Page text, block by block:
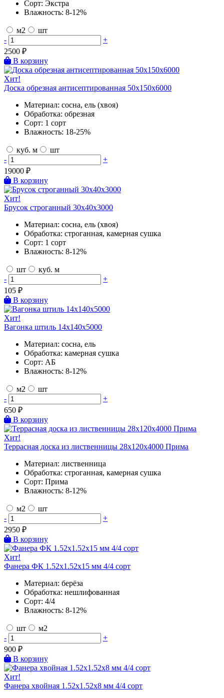
Сорт: Экстра
Влажность: 8-12%
м2
шт
-
+
2500 ₽
В корзину
Хит!
Доска обрезная антисептированная 50х150х6000
Материал: сосна, ель (хвоя)
Обработка: обрезная
Сорт: 1 сорт
Влажность: 18-25%
куб. м
шт
-
+
19000 ₽
В корзину
Хит!
Брусок строганный 30х40х3000
Материал: сосна, ель (хвоя)
Обработка: строганная, камерная сушка
Сорт: 1 сорт
Влажность: 8-12%
шт
куб. м
-
+
105 ₽
В корзину
Хит!
Вагонка штиль 14х140х5000
Материал: сосна, ель
Обработка: камерная сушка
Сорт: АБ
Влажность: 8-12%
м2
шт
-
+
650 ₽
В корзину
Хит!
Террасная доска из лиственницы 28х120х4000 Прима
Материал: лиственница
Обработка: строганная, камерная сушка
Сорт: Прима
Влажность: 8-12%
м2
шт
-
+
2950 ₽
В корзину
Хит!
Фанера ФК 1.52х1.52х15 мм 4/4 сорт
Материал: берёза
Обработка: нешлифованная
Сорт: 4/4
Влажность: 8-12%
шт
м2
-
+
900 ₽
В корзину
Хит!
Фанера хвойная 1.52х1.52х8 мм 4/4 сорт